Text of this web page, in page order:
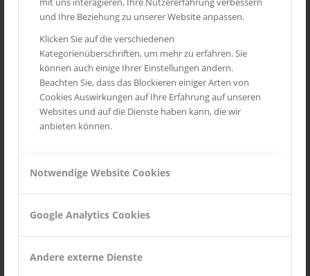
und Ihre Beziehung zu unserer Website anpassen.
Klicken Sie auf die verschiedenen
Kategorienüberschriften, um mehr zu erfahren. Sie
können auch einige Ihrer Einstellungen ändern.
Beachten Sie, dass das Blockieren einiger Arten von
Cookies Auswirkungen auf Ihre Erfahrung auf unseren
Websites und auf die Dienste haben kann, die wir
anbieten können.
Notwendige Website Cookies
Google Analytics Cookies
Andere externe Dienste
Routes des Grandes Alpes
Toskana
Provence
Wild Life
Seychellen
INSTAGRAM